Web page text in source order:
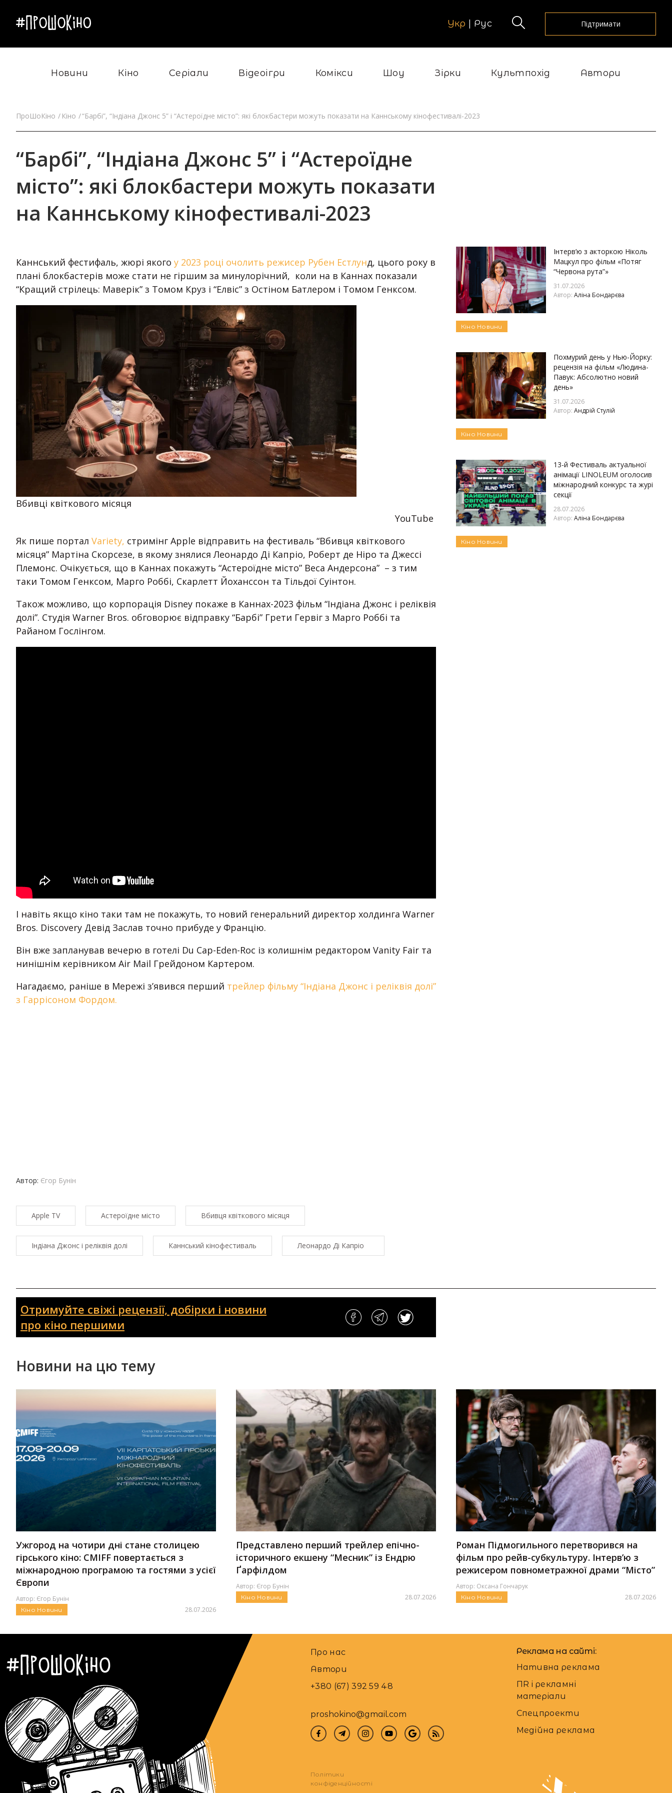
Укр Рус Підтримати
Новини Кіно Серіали Відеоігри Комікси Шоу Зірки Культпохід Автори
ПроШоКіно Кіно “Барбі”, “Індіана Джонс 5” і “Астероїдне місто”: які блокбастери можуть показати на Каннському кінофестивалі-2023
“Барбі”, “Індіана Джонс 5” і “Астероїдне
місто”: які блокбастери можуть показати
на Каннському кінофестивалі-2023
Каннський фестифаль, жюрі якого у 2023 році очолить режисер Рубен Естлунд, цього року в
плані блокбастерів може стати не гіршим за минулорічний, коли на в Каннах показали
“Кращий стрілець: Маверік” з Томом Круз і “Елвіс” з Остіном Батлером і Томом Генксом.
Вбивці квіткового місяця
YouTube
Як пише портал Variety, стримінг Apple відправить на фестиваль “Вбивця квіткового
місяця” Мартіна Скорсезе, в якому знялися Леонардо Ді Капріо, Роберт де Ніро та Джессі
Племонс. Очікується, що в Каннах покажуть “Астероїдне місто” Веса Андерсона” – з тим
таки Томом Генксом, Марго Роббі, Скарлетт Йоханссон та Тільдої Суінтон.
Також можливо, що корпорація Disney покаже в Каннах-2023 фільм “Індіана Джонс і реліквія
долі”. Студія Warner Bros. обговорює відправку “Барбі” Грети Гервіг з Марго Роббі та
Райаном Гослінгом.
І навіть якщо кіно таки там не покажуть, то новий генеральний директор холдинга Warner
Bros. Discovery Девід Заслав точно прибуде у Францію.
Він вже запланував вечерю в готелі Du Cap-Eden-Roc із колишнім редактором Vanity Fair та
нинішнім керівником Air Mail Грейдоном Картером.
Нагадаємо, раніше в Мережі з’явився перший трейлер фільму “Індіана Джонс і реліквія долі”
з Гаррісоном Фордом.
Автор: Єгор Бунін
Apple TV Астероїдне місто Вбивця квіткового місяця
Індіана Джонс і реліквія долі Каннський кінофестиваль Леонардо Ді Капріо⠀
Інтерв’ю з акторкою Ніколь
Мацкул про фільм «Потяг
“Червона рута”»
31.07.2026
Автор: Аліна Бондарєва
Кіно Новини
Похмурий день у Нью-Йорку:
рецензія на фільм «Людина-
Павук: Абсолютно новий
день»
31.07.2026
Автор: Андрій Стулій
Кіно Новини
13-й Фестиваль актуальної
анімації LINOLEUM оголосив
міжнародний конкурс та журі
секції
28.07.2026
Автор: Аліна Бондарєва
Кіно Новини
Отримуйте свіжі рецензії, добірки і новини
про кіно першими
Новини на цю тему
Ужгород на чотири дні стане столицею
гірського кіно: CMIFF повертається з
міжнародною програмою та гостями з усієї
Європи
Автор: Єгор Бунін
Кіно Новини 28.07.2026
Представлено перший трейлер епічно-
історичного екшену “Месник” із Ендрю
Ґарфілдом
Автор: Єгор Бунін
Кіно Новини 28.07.2026
Роман Підмогильного перетворився на
фільм про рейв-субкультуру. Інтервʼю з
режисером повнометражної драми “Місто”
Автор: Оксана Гончарук
Кіно Новини 28.07.2026
Про нас
Автори
+380 (67) 392 59 48
proshokino@gmail.com
Реклама на сайті:
Нативна реклама
ПR і рекламні
матеріали
Спецпроекти
Медійна реклама
Політики
конфіденційності